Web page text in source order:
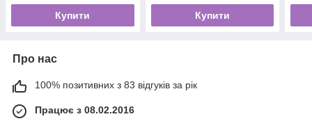
Купити Купити
Про нас
100% позитивних з 83 відгуків за рік
Працює з 08.02.2016